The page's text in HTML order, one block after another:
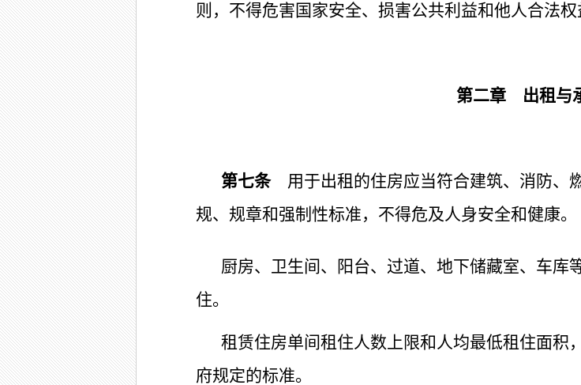
则，不得危害国家安全、损害公共利益和他人合法权
第二章 出租与
第七条用于出租的住房应当符合建筑、消防、
规、规章和强制性标准，不得危及人身安全和健康。
厨房、卫生间、阳台、过道、地下储藏室、车库
住。
租赁住房单间租住人数上限和人均最低租住面积
府规定的标准。